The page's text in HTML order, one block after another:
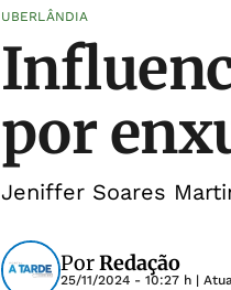
UBERLÂNDIA
por
Jeniffer Soares
PorRedação
25/11/2024 - 10:27 h |